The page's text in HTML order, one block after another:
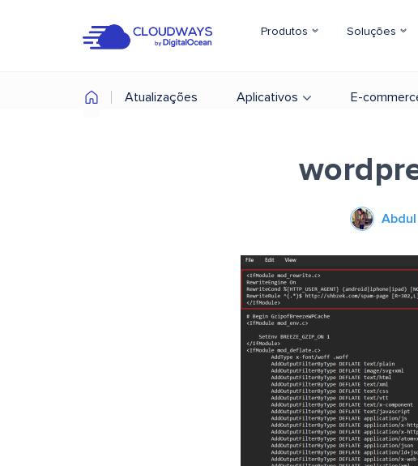
Produtos Soluções
Atualizações Aplicativos E-
Abdul